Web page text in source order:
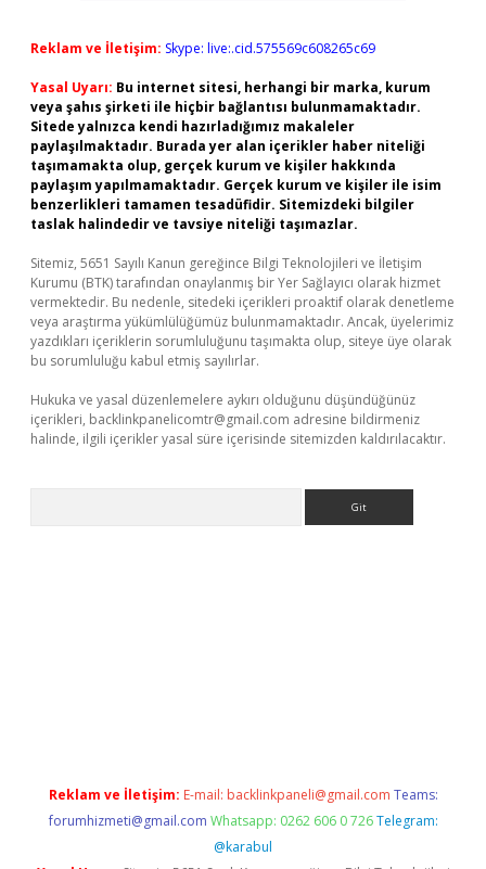
Reklam ve İletişim: Skype: live:.cid.575569c608265c69
Yasal Uyarı: Bu internet sitesi, herhangi bir marka, kurum
veya şahıs şirketi ile hiçbir bağlantısı bulunmamaktadır.
Sitede yalnızca kendi hazırladığımız makaleler
paylaşılmaktadır. Burada yer alan içerikler haber niteliği
taşımamakta olup, gerçek kurum ve kişiler hakkında
paylaşım yapılmamaktadır. Gerçek kurum ve kişiler ile isim
benzerlikleri tamamen tesadüfidir. Sitemizdeki bilgiler
taslak halindedir ve tavsiye niteliği taşımazlar.
Sitemiz, 5651 Sayılı Kanun gereğince Bilgi Teknolojileri ve İletişim
Kurumu (BTK) tarafından onaylanmış bir Yer Sağlayıcı olarak hizmet
vermektedir. Bu nedenle, sitedeki içerikleri proaktif olarak denetleme
veya araştırma yükümlülüğümüz bulunmamaktadır. Ancak, üyelerimiz
yazdıkları içeriklerin sorumluluğunu taşımakta olup, siteye üye olarak
bu sorumluluğu kabul etmiş sayılırlar.
Hukuka ve yasal düzenlemelere aykırı olduğunu düşündüğünüz
içerikleri, backlinkpanelicomtr@gmail.com adresine bildirmeniz
halinde, ilgili içerikler yasal süre içerisinde sitemizden kaldırılacaktır.
Reklam ve İletişim: E-mail: backlinkpaneli@gmail.com Teams:
forumhizmeti@gmail.com Whatsapp: 0262 606 0 726 Telegram:
@karabul